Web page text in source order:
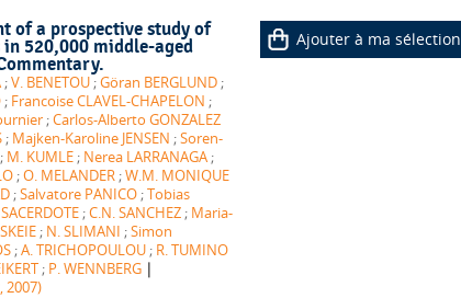
of a prospective study of
520,000 middle-aged
;V. BENETOU ;Göran BERGLUND ;
; Francoise CLAVEL-CHAPELON ;
;Carlos-Alberto GONZALEZ
; Majken-Karoline JENSEN ;Soren-
; M. KUMLE ; Nerea LARRANAGA ;
;O. MELANDER ;W.M. MONIQUE
;Salvatore PANICO ;Tobias
;C.N. SANCHEZ ; Maria-
; N. SLIMANI ;Simon
;A. TRICHOPOULOU ; R. TUMINO
; P. WENNBERG |
2007)
Ajouter à ma sélection